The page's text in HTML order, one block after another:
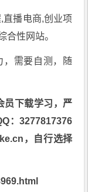
,直播电商,创业项
合性网站。
员下载学习，严
：3277817376
，自行选择